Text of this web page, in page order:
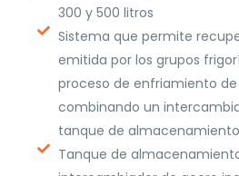
300 y 500 litros
Sistema que permite
emitida por los grupos
proceso de enfriamiento
combinando un
tanque de
Tanque de